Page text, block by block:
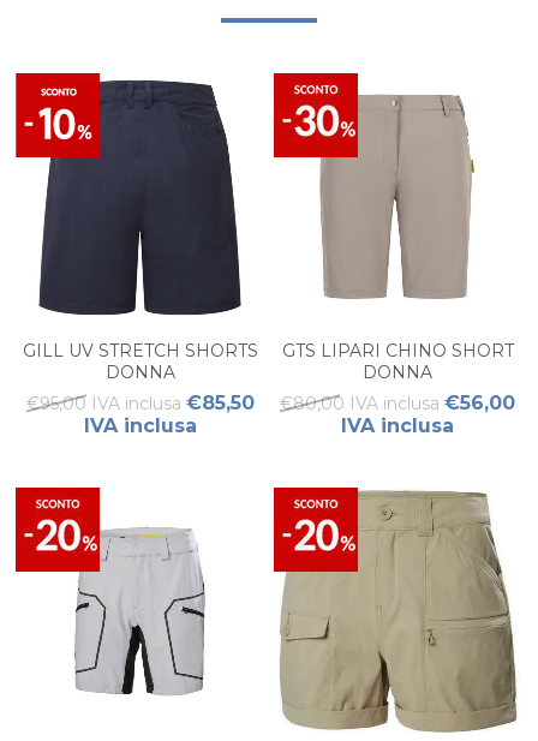
GILL UV STRETCH SHORTS
DONNA
€95,00 IVA inclusa €85,50
IVA inclusa
GTS LIPARI CHINO SHORT
DONNA
€80,00 IVA inclusa €56,00
IVA inclusa